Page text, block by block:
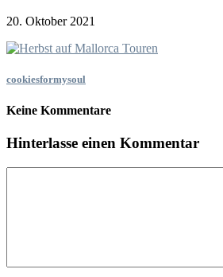
20. Oktober 2021
cookiesformysoul
Keine Kommentare
Hinterlasse einen Kommentar